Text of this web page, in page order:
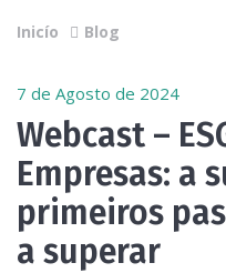
Inicío Blog
7 de Agosto de 2024
Webcast –
Empresas: a
primeiros
a superar